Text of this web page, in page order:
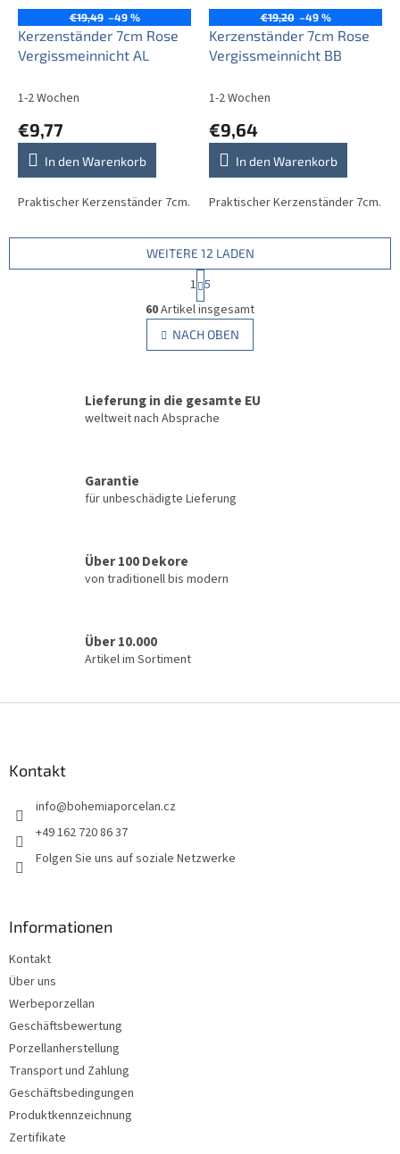
€19,49 –49 %
Kerzenständer 7cm Rose
Vergissmeinnicht AL
1-2 Wochen
€9,77
In den Warenkorb
Praktischer Kerzenständer 7cm.
€19,20 –49 %
Kerzenständer 7cm Rose
Vergissmeinnicht BB
1-2 Wochen
€9,64
In den Warenkorb
Praktischer Kerzenständer 7cm.
S
t
e
u
e
l
t
r
L
WEITERE 12 LADEN
P
a
g
i
n
i
u
n
g
1 5
60Artikel insgesamt
NACH OBEN
Lieferung in die gesamte EU
weltweit nach Absprache
Garantie
für unbeschädigte Lieferung
Über 100 Dekore
von traditionell bis modern
Über 10.000
Artikel im Sortiment
Kontakt
info@bohemiaporcelan.cz
+49 162 720 86 37
Folgen Sie uns auf soziale Netzwerke
Informationen
Kontakt
Über uns
Werbeporzellan
Geschäftsbewertung
Porzellanherstellung
Transport und Zahlung
Geschäftsbedingungen
Produktkennzeichnung
Zertifikate